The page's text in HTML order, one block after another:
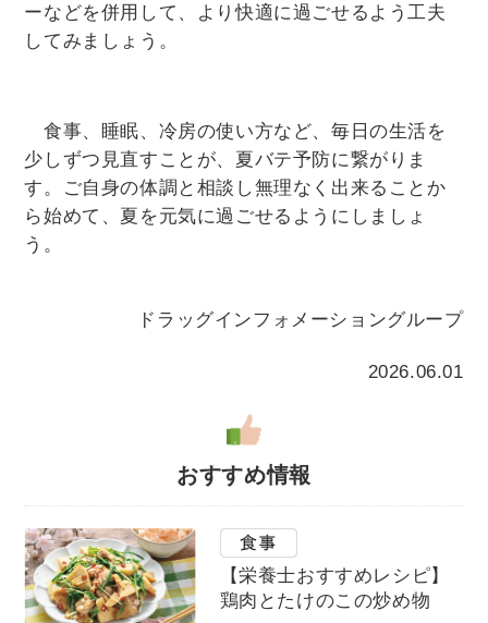
ーなどを併用して、より快適に過ごせるよう工夫
してみましょう。
食事、睡眠、冷房の使い方など、毎日の生活を
少しずつ見直すことが、夏バテ予防に繋がりま
す。ご自身の体調と相談し無理なく出来ることか
ら始めて、夏を元気に過ごせるようにしましょ
う。
ドラッグインフォメーショングループ
2026.06.01
おすすめ情報
【栄養士おすすめレシピ】
鶏肉とたけのこの炒め物